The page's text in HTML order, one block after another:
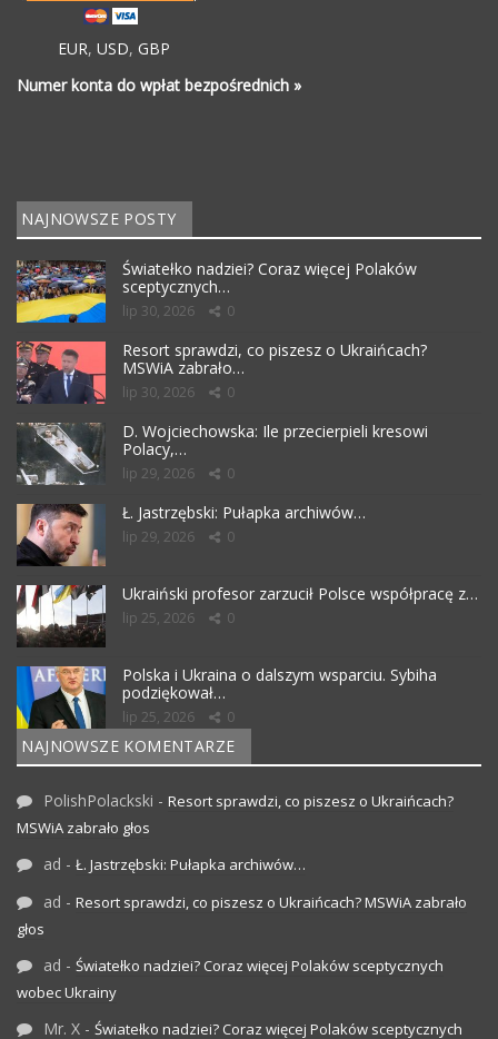
EUR, USD, GBP
Numer konta do wpłat bezpośrednich »
NAJNOWSZE POSTY
Światełko nadziei? Coraz więcej Polaków
sceptycznych…
lip 30, 2026 0
Resort sprawdzi, co piszesz o Ukraińcach?
MSWiA zabrało…
lip 30, 2026 0
D. Wojciechowska: Ile przecierpieli kresowi
Polacy,…
lip 29, 2026 0
Ł. Jastrzębski: Pułapka archiwów…
lip 29, 2026 0
Ukraiński profesor zarzucił Polsce współpracę z…
lip 25, 2026 0
Polska i Ukraina o dalszym wsparciu. Sybiha
podziękował…
lip 25, 2026 0
NAJNOWSZE KOMENTARZE
PolishPolackski - Resort sprawdzi, co piszesz o Ukraińcach?
MSWiA zabrało głos
ad - Ł. Jastrzębski: Pułapka archiwów…
ad - Resort sprawdzi, co piszesz o Ukraińcach? MSWiA zabrało
głos
ad - Światełko nadziei? Coraz więcej Polaków sceptycznych
wobec Ukrainy
Mr. X - Światełko nadziei? Coraz więcej Polaków sceptycznych